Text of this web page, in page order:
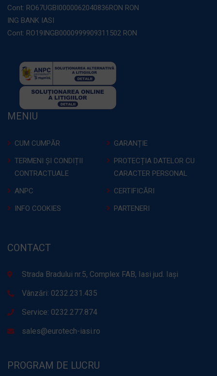
Cont: RO67UGBI0000062040836RON RON
ING BANK IASI
Cont: RO19INGB0000999909311502 RON
MENIU
CUM CUMPĂR
GARANȚIE
TERMENI ȘI CONDIȚII
CONTRACTUALE
PROTECȚIA DATELOR CU
CARACTER PERSONAL
ANPC
CERTIFICĂRI
INFO COOKIES
PARTENERI
CONTACT
Strada Bradului nr.5, Complex FAB, Iasi jud. Iași
Vânzări: 0232.231.435
Service: 0232.277.874
sales@eurotech-iasi.ro
PROGRAM DE LUCRU